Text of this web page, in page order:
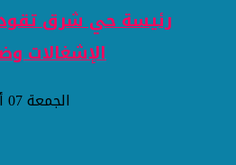
رئيسة حي شرق تقود
الإشغالات
الجمعة 07 أغسطس 2026 03:33 مساءً